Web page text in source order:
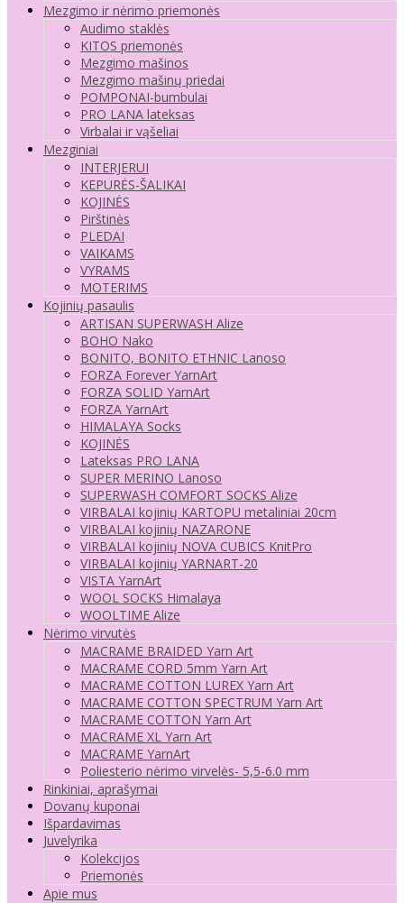
Mezgimo ir nėrimo priemonės
Audimo staklės
KITOS priemonės
Mezgimo mašinos
Mezgimo mašinų priedai
POMPONAI-bumbulai
PRO LANA lateksas
Virbalai ir vąšeliai
Mezginiai
INTERJERUI
KEPURĖS-ŠALIKAI
KOJINĖS
Pirštinės
PLEDAI
VAIKAMS
VYRAMS
MOTERIMS
Kojinių pasaulis
ARTISAN SUPERWASH Alize
BOHO Nako
BONITO, BONITO ETHNIC Lanoso
FORZA Forever YarnArt
FORZA SOLID YarnArt
FORZA YarnArt
HIMALAYA Socks
KOJINĖS
Lateksas PRO LANA
SUPER MERINO Lanoso
SUPERWASH COMFORT SOCKS Alize
VIRBALAI kojinių KARTOPU metaliniai 20cm
VIRBALAI kojinių NAZARONE
VIRBALAI kojinių NOVA CUBICS KnitPro
VIRBALAI kojinių YARNART-20
VISTA YarnArt
WOOL SOCKS Himalaya
WOOLTIME Alize
Nėrimo virvutės
MACRAME BRAIDED Yarn Art
MACRAME CORD 5mm Yarn Art
MACRAME COTTON LUREX Yarn Art
MACRAME COTTON SPECTRUM Yarn Art
MACRAME COTTON Yarn Art
MACRAME XL Yarn Art
MACRAME YarnArt
Poliesterio nėrimo virvelės- 5,5-6.0 mm
Rinkiniai, aprašymai
Dovanų kuponai
Išpardavimas
Juvelyrika
Kolekcijos
Priemonės
Apie mus